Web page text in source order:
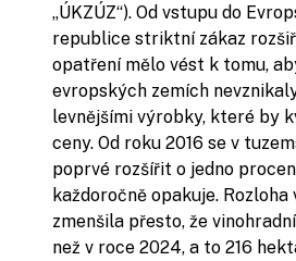
„ÚKZÚZ“). Od vstupu do
republice striktní zákaz
opatření mělo vést k tomu,
evropských zemích
levnějšími výrobky, které by
ceny. Od roku 2016 se v
poprvé rozšířit o jedno
každoročně opakuje.
zmenšila přesto, že
než v roce 2024, a to 216